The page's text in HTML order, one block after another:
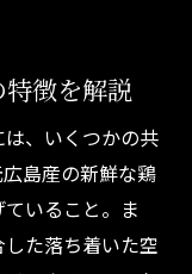
徴を解説
、いくつかの共
島産の新鮮な鶏
いること。ま
た落ち着いた空